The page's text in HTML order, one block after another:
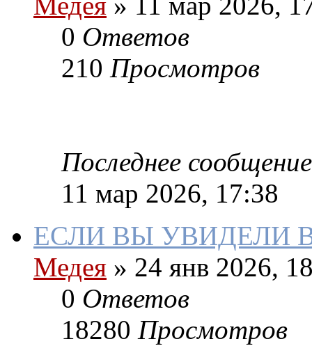
0 Ответов
210 Просмотров
Последнее сообщение
11 мар 2026, 17:38
ЕСЛИ ВЫ УВИДЕЛИ
Медея » 24 янв 2026,
0 Ответов
18280 Просмотров